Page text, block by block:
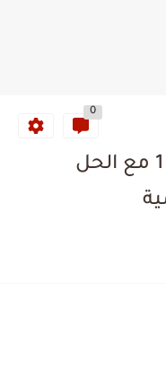
0
فرض االرياضيات الفصل 1 مع الحل